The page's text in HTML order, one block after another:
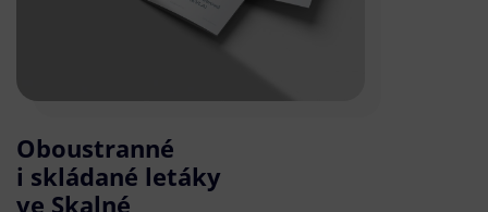
Oboustranné
i skládané letáky
ve Skalné